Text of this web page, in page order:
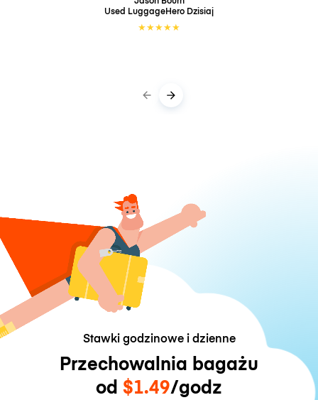
Used LuggageHero Dzisiaj
★★★★★
Stawki godzinowe i dzienne
Przechowalnia bagażu
od $1.49/godz